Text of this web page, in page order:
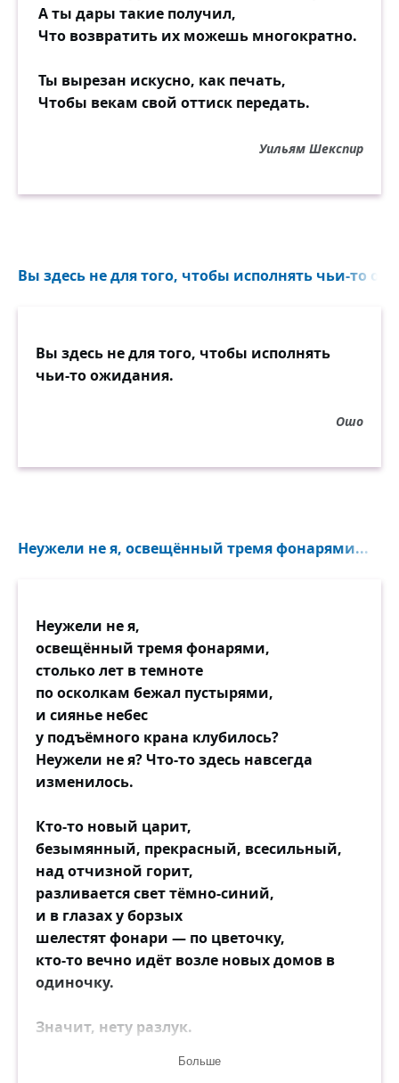
А ты дары такие получил,
Что возвратить их можешь многократно.
Ты вырезан искусно, как печать,
Чтобы векам свой оттиск передать.
Уильям Шекспир
Вы здесь не для того, чтобы исполнять чьи-то
Вы здесь не для того, чтобы исполнять
чьи-то ожидания.
Ошо
Неужели не я, освещённый тремя фонарями...
Неужели не я,
освещённый тремя фонарями,
столько лет в темноте
по осколкам бежал пустырями,
и сиянье небес
у подъёмного крана клубилось?
Неужели не я? Что-то здесь навсегда
изменилось.
Кто-то новый царит,
безымянный, прекрасный, всесильный,
над отчизной горит,
разливается свет тёмно-синий,
и в глазах у борзых
шелестят фонари — по цветочку,
кто-то вечно идёт возле новых домов в
одиночку.
Значит, нету разлук.
у своих мертвецов.
Больше